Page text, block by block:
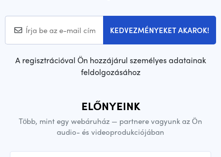
KEDVEZMÉNYEKET AKAROK!
A regisztrációval Ön hozzájárul személyes adatainak
feldolgozásához
ELŐNYEINK
Több, mint egy webáruház — partnere vagyunk az Ön
audio- és videoprodukciójában